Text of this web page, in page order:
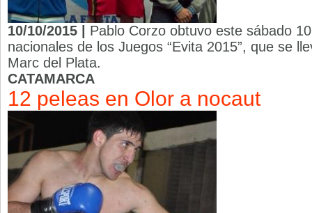
10/10/2015 | Pablo Corzo obtuvo este sábado
nacionales de los Juegos “Evita 2015”, que se
Marc del Plata.
CATAMARCA
12 peleas en Olor a nocaut